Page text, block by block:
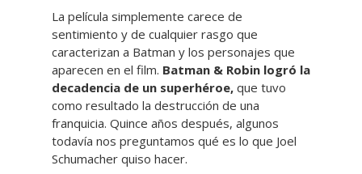
La película simplemente carece de
sentimiento y de cualquier rasgo que
caracterizan a Batman y los personajes que
aparecen en el film. Batman & Robin logró la
decadencia de un superhéroe, que tuvo
como resultado la destrucción de una
franquicia. Quince años después, algunos
todavía nos preguntamos qué es lo que Joel
Schumacher quiso hacer.